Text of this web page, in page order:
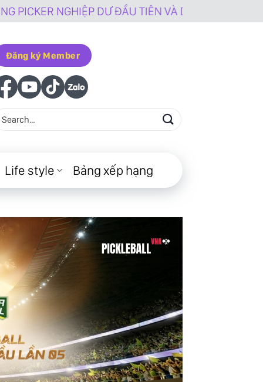
DƯ ĐẦU TIÊN VÀ DUY NHẤT TẠI VIỆT NAM
Đăng ký Member
Life style Bảng xếp hạng